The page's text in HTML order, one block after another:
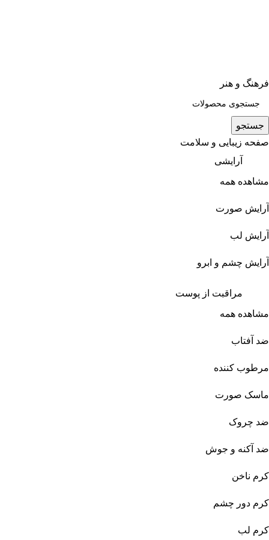
فرهنگ و هنر
جستجو
صفحه زیبایی و سلامت
آرایشی
مشاهده همه
آرایش صورت
آرایش لب
آرایش چشم و ابرو
مراقبت از پوست
مشاهده همه
ضد آفتاب
مرطوب کننده
ماسک صورت
ضد چروک
ضد آکنه و جوش
کرم ناخن
کرم دور چشم
کرم لب